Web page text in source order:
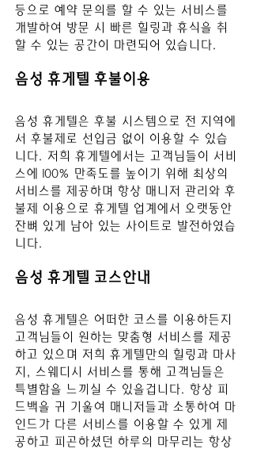
등으로 예약 문의를 할 수 있는 서비스를
개발하여 방문 시 빠른 힐링과 휴식을 취
할 수 있는 공간이 마련되어 있습니다.
음성 휴게텔 후불이용
음성 휴게텔은 후불 시스템으로 전 지역에
서 후불제로 선입금 없이 이용할 수 있습
니다. 저희 휴게텔에서는 고객님들이 서비
스에 100% 만족도를 높이기 위해 최상의
서비스를 제공하며 항상 매니저 관리와 후
불제 이용으로 휴게텔 업계에서 오랫동안
잔뼈 있게 남아 있는 사이트로 발전하였습
니다.
음성 휴게텔 코스안내
음성 휴게텔은 어떠한 코스를 이용하든지
고객님들이 원하는 맞춤형 서비스를 제공
하고 있으며 저희 휴게텔만의 힐링과 마사
지, 스웨디시 서비스를 통해 고객님들은
특별함을 느끼실 수 있을겁니다. 항상 피
드백을 귀 기울여 매니저들과 소통하여 마
인드가 다른 서비스를 이용할 수 있게 제
공하고 피곤하셨던 하루의 마무리는 항상